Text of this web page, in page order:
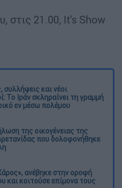
στις 21.00, It’s Show
συλλήψεις και νέοι
Το Ιράν σκληραίνει τη γραμμή
εν μέσω πολέμου
της οικογένειας της
που δολοφονήθηκε
ανέβηκε στην οροφή
και κοιτούσε επίμονα τους